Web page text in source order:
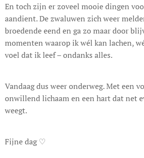
En toch zijn er zoveel mooie dingen
aandient. De zwaluwen zich weer
broedende eend en ga zo maar door
momenten waarop ik wél kan lachen,
voel dat ik leef – ondanks alles.
Vandaag dus weer onderweg. Met een
onwillend lichaam en een hart dat net
weegt.
Fijne dag ♡